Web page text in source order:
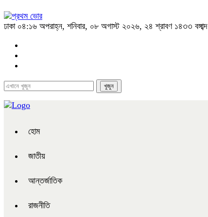
ঢাকা ০৪:১৬ অপরাহ্ন, শনিবার, ০৮ অগাস্ট ২০২৬, ২৪ শ্রাবণ ১৪৩৩ বঙ্গাব্দ
হোম
জাতীয়
আন্তর্জাতিক
রাজনীতি